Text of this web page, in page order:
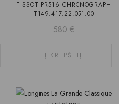
TISSOT PR516 CHRONOGRAPH
T149.417.22.051.00
580 €
Į KREPŠELĮ